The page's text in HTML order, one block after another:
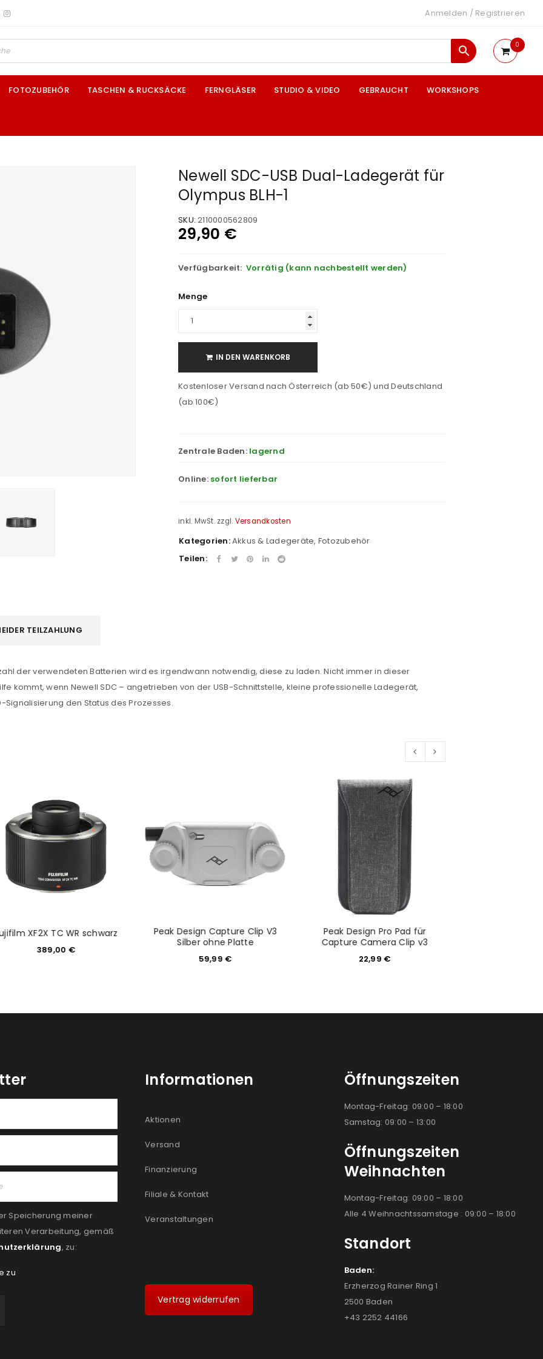
durchWP Captcha
Angemeldet bleiben
Please select all the ways you would like to hear from us
Ich stimme zu
Ja, ich möchte ein Kundenkonto eröffnen und akzeptiere die
Datenschutzerklärung. *
Anmelden / Registrieren
0
FOTOZUBEHÖR TASCHEN & RUCKSÄCKE FERNGLÄSER STUDIO & VIDEO GEBRAUCHT WORKSHOPS
Newell SDC-USB Dual-Ladegerät für
Olympus BLH-1
SKU: 2110000562809
29,90 €
Verfügbarkeit: Vorrätig (kann nachbestellt werden)
Menge
IN DEN WARENKORB
Kostenloser Versand nach Österreich (ab 50€) und Deutschland
(ab 100€)
Zentrale Baden: lagernd
Online: sofort lieferbar
inkl. MwSt. zzgl. Versandkosten
Kategorien:Akkus & Ladegeräte, Fotozubehör
Teilen:
TEILZAHLUNG
der verwendeten Batterien wird es irgendwann notwendig, diese zu laden. Nicht immer in dieser
kommt, wenn Newell SDC – angetrieben von der USB-Schnittstelle, kleine professionelle Ladegerät,
den Status des Prozesses.
XF2X TC WR schwarz
389,00 €
Peak Design Capture Clip V3
Silber ohne Platte
59,99€
Peak Design Pro Pad für
Capture Camera Clip v3
22,99 €
Speicherung meiner
Verarbeitung, gemäß
, zu:
zu
Informationen
Aktionen
Versand
Finanzierung
Filiale & Kontakt
Veranstaltungen
Vertrag widerrufen
Öffnungszeiten
Montag-Freitag: 09:00 – 18:00
Samstag: 09:00 – 13:00
Öffnungszeiten
Weihnachten
Montag-Freitag: 09:00 – 18:00
Alle 4 Weihnachtssamstage : 09:00 – 18:00
Standort
Baden:
Erzherzog Rainer Ring 1
2500 Baden
+43 2252 44166